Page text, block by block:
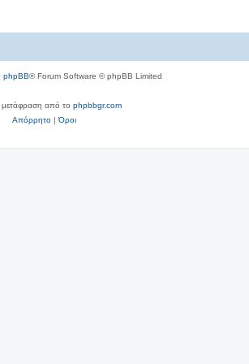
phpBB® Forum Software © phpBB Limited
μετάφραση από το phpbbgr.com
Απόρρητο|Όροι